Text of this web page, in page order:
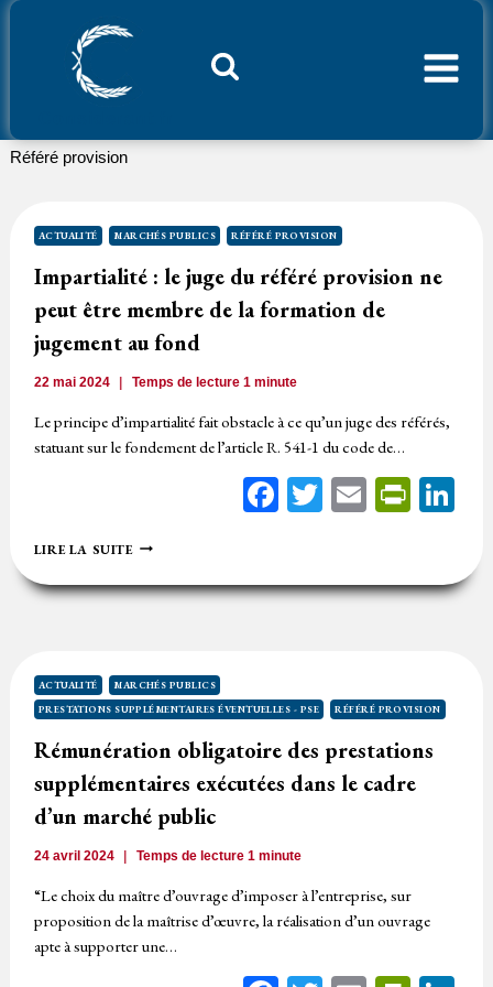
Aller
Référé provision
ACTUALITÉ MARCHÉS PUBLICS RÉFÉRÉ PROVISION
Impartialité : le juge du référé provision ne
peut être membre de la formation de
jugement au fond
22 mai 2024 Temps de lecture1 minute
Le principe d’impartialité fait obstacle à ce qu’un juge des référés,
statuant sur le fondement de l’article R. 541-1 du code de…
Facebook
Twitter
Email
LIRE LA SUITEIMPARTIALITÉ
LE
JUGE
NE
PEUT
ÊTRE
MEMBRE
DE
LA
DE
AU
ACTUALITÉ
MARCHÉS PUBLICS
PRESTATIONS SUPPLÉMENTAIRES ÉVENTUELLES - PSE
RÉFÉRÉ PROVISION
Rémunération obligatoire des prestations
supplémentaires exécutées dans le cadre
d’un marché public
24 avril 2024 Temps de lecture1 minute
“Le choix du maître d’ouvrage d’imposer à l’entreprise, sur
proposition de la maîtrise d’œuvre, la réalisation d’un ouvrage
apte à supporter une…